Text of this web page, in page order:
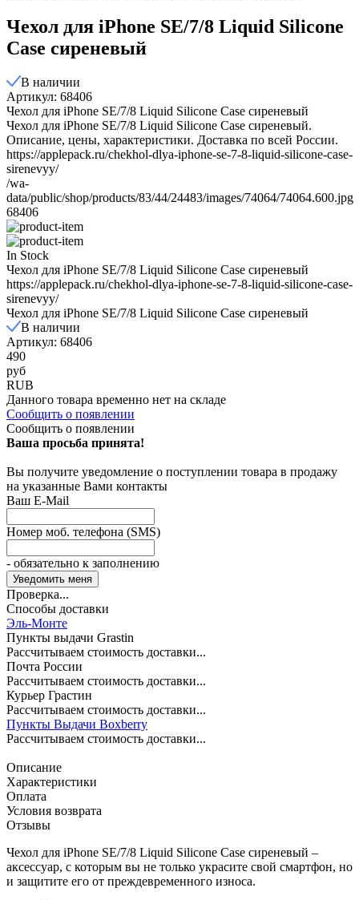
Чехол для iPhone SE/7/8 Liquid Silicone
Case сиреневый
В наличии
Артикул: 68406
Чехол для iPhone SE/7/8 Liquid Silicone Case сиреневый
Чехол для iPhone SE/7/8 Liquid Silicone Case сиреневый.
Описание, цены, характеристики. Доставка по всей России.
https://applepack.ru/chekhol-dlya-iphone-se-7-8-liquid-silicone-case-
sirenevyy/
/wa-
data/public/shop/products/83/44/24483/images/74064/74064.600.jpg
68406
In Stock
Чехол для iPhone SE/7/8 Liquid Silicone Case сиреневый
https://applepack.ru/chekhol-dlya-iphone-se-7-8-liquid-silicone-case-
sirenevyy/
Чехол для iPhone SE/7/8 Liquid Silicone Case сиреневый
В наличии
Артикул: 68406
490
руб
RUB
Данного товара временно нет на складе
Сообщить о появлении
Сообщить о появлении
Ваша просьба принята!
Вы получите уведомление о поступлении товара в продажу
на указанные Вами контакты
Ваш E-Mail
Номер моб. телефона (SMS)
- обязательно к заполнению
Проверка...
Способы доставки
Эль-Монте
Пункты выдачи Grastin
Рассчитываем стоимость доставки...
Почта России
Рассчитываем стоимость доставки...
Курьер Грастин
Рассчитываем стоимость доставки...
Пункты Выдачи Boxberry
Рассчитываем стоимость доставки...
Описание
Характеристики
Оплата
Условия возврата
Отзывы
Чехол для iPhone SE/7/8 Liquid Silicone Case сиреневый –
аксессуар, с которым вы не только украсите свой смартфон, но
и защитите его от преждевременного износа.